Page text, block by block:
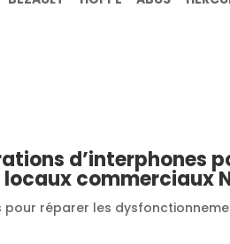
d’interphones
commerciaux
pour réparer les